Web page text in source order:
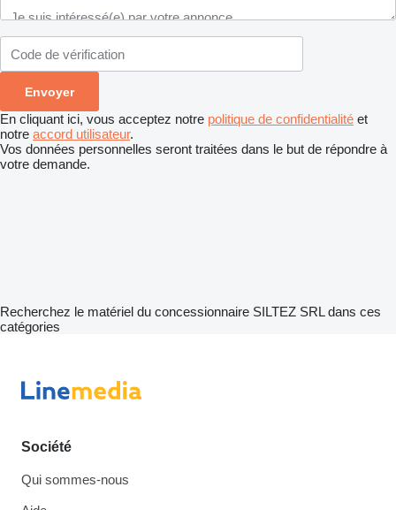
En cliquant ici, vous acceptez notre politique de confidentialité et
notre accord utilisateur.
Vos données personnelles seront traitées dans le but de répondre à
votre demande.
Recherchez le matériel du concessionnaire SILTEZ SRL dans ces
catégories
Société
Qui sommes-nous